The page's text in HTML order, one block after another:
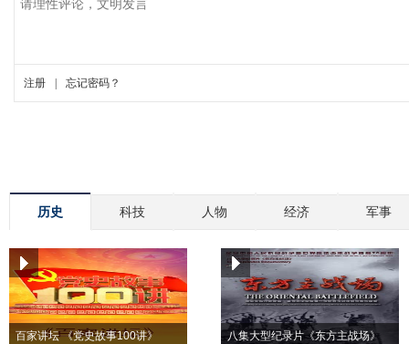
历史 科技 人物 经济 军事
百家讲坛 《党史故事100讲》 八集大型纪录片《东方主战场》